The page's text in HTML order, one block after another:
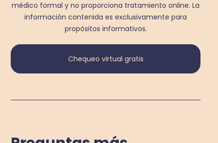
médico formal y no proporciona tratamiento online. La
información contenida es exclusivamente para
propósitos informativos.
Chequeo virtual gratis